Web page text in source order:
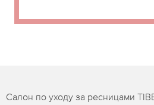
Салон по уходу за ресницами